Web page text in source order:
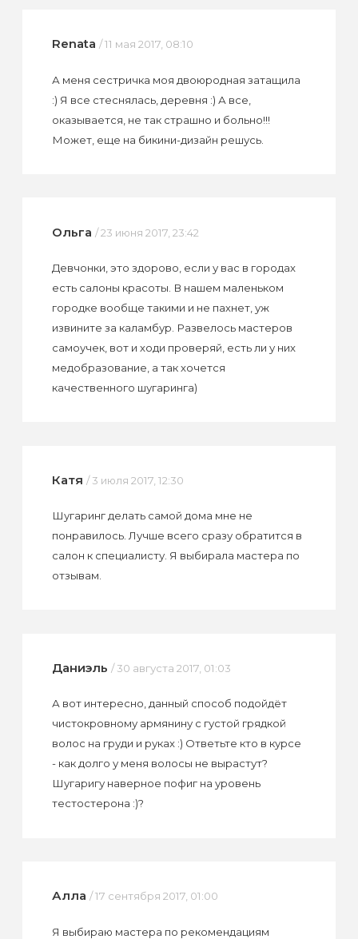
Renata / 11 мая 2017, 08:10
А меня сестричка моя двоюродная затащила
:) Я все стеснялась, деревня :) А все,
оказывается, не так страшно и больно!!!
Может, еще на бикини-дизайн решусь.
Ольга / 23 июня 2017, 23:42
Девчонки, это здорово, если у вас в городах
есть салоны красоты. В нашем маленьком
городке вообще такими и не пахнет, уж
извините за каламбур. Развелось мастеров
самоучек, вот и ходи проверяй, есть ли у них
медобразование, а так хочется
качественного шугаринга)
Катя / 3 июля 2017, 12:30
Шугаринг делать самой дома мне не
понравилось. Лучше всего сразу обратится в
салон к специалисту. Я выбирала мастера по
отзывам.
Даниэль / 30 августа 2017, 01:03
А вот интересно, данный способ подойдёт
чистокровному армянину с густой грядкой
волос на груди и руках :) Ответьте кто в курсе
- как долго у меня волосы не вырастут?
Шугаригу наверное пофиг на уровень
тестостерона :)?
Алла / 17 сентября 2017, 01:00
Я выбираю мастера по рекомендациям